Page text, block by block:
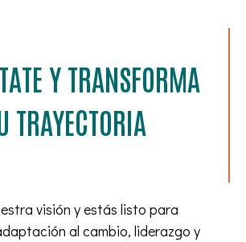
Y TRANSFORMA
TRAYECTORIA
visión y estás listo para
al cambio, liderazgo y